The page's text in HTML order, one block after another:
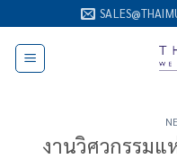
ไป
เนื้อหา
งานวิศวกรรมแ